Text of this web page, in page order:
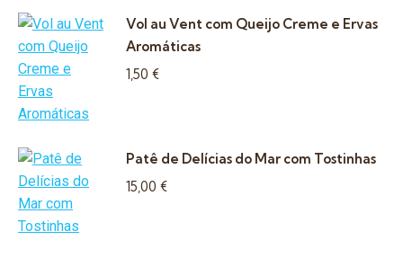
Vol au Vent com Queijo Creme e Ervas
Aromáticas
1,50 €
Patê de Delícias do Mar com Tostinhas
15,00 €